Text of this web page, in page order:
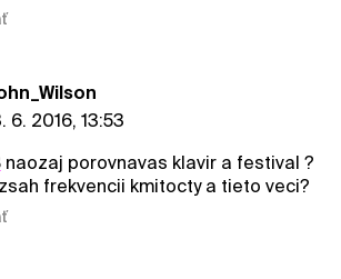
6. 2016, 13:53
naozaj porovnavas klavir a festival ?
frekvencii kmitocty a tieto veci?